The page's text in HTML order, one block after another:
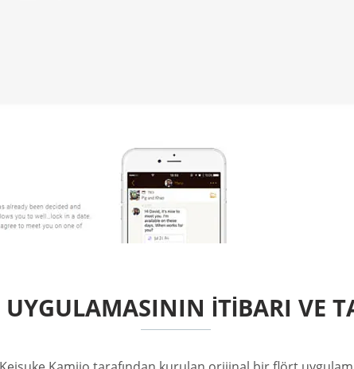
UYGULAMASININ İTIBARI VE